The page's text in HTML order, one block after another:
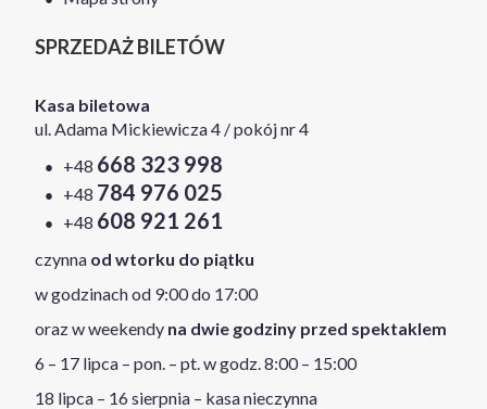
SPRZEDAŻ BILETÓW
Kasa biletowa
ul. Adama Mickiewicza 4 / pokój nr 4
+48 668 323 998
+48 784 976 025
+48 608 921 261
czynna od wtorku do piątku
w godzinach od 9:00 do 17:00
oraz w weekendy na dwie godziny przed spektaklem
6 – 17 lipca – pon. – pt. w godz. 8:00 – 15:00
18 lipca – 16 sierpnia – kasa nieczynna